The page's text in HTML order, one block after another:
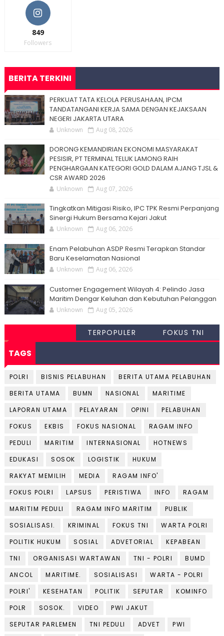
849
Followers
BERITA TERKINI
PERKUAT TATA KELOLA PERUSAHAAN, IPCM
TANDATANGANI KERJA SAMA DENGAN KEJAKSAAN
NEGERI JAKARTA UTARA
Unknown Aug 08, 2026
DORONG KEMANDIRIAN EKONOMI MASYARAKAT
PESISIR, PT TERMINAL TELUK LAMONG RAIH
PENGHARGAAN KATEGORI GOLD DALAM AJANG TJSL &
CSR AWARD 2026
Unknown Aug 07, 2026
Tingkatkan Mitigasi Risiko, IPC TPK Resmi Perpanjang
Sinergi Hukum Bersama Kejari Jakut
Unknown Aug 06, 2026
Enam Pelabuhan ASDP Resmi Terapkan Standar
Baru Keselamatan Nasional
Unknown Aug 06, 2026
Customer Engagement Wilayah 4: Pelindo Jasa
Maritim Dengar Keluhan dan Kebutuhan Pelanggan
Unknown Aug 05, 2026
TERPOPULER FOKUS TNI
TAGS
POLRI BISNIS PELABUHAN
BERITA UTAMA PELABUHAN
BERITA UTAMA
BUMN NASIONAL
MARITIME
LAPORAN UTAMA
PELAYARAN OPINI
PELABUHAN
FOKUS
EKBIS FOKUS NASIONAL
RAGAM INFO
PEDULI
MARITIM INTERNASIONAL
HOTNEWS
EDUKASI
SOSOK LOGISTIK
HUKUM
RAKYAT MEMILIH
MEDIA
RAGAM INFO'
FOKUS POLRI
LAPSUS PERISTIWA INFO
RAGAM
MARITIM PEDULI
RAGAM INFO MARITIM
PUBLIK
SOSIALISASI.
KRIMINAL FOKUS TNI
WARTA POLRI
POLITIK HUKUM
SOSIAL ADVETORIAL
KEPABEAN
TNI
ORGANISASI WARTAWAN TNI - POLRI
BUMD
ANCOL
MARITIME. SOSIALISASI
WARTA - POLRI
POLRI'
KESEHATAN POLITIK SEPUTAR
KOMINFO
POLR
SOSOK. VIDEO
PWI JAKUT
SEPUTAR PARLEMEN
TNI PEDULI ADVET
PWI